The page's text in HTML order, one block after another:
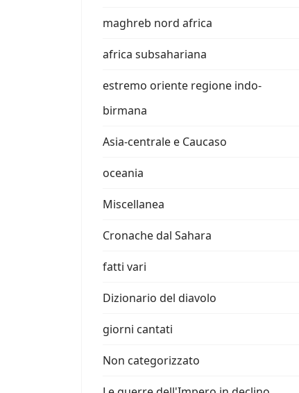
maghreb nord africa
africa subsahariana
estremo oriente regione indo-
birmana
Asia-centrale e Caucaso
oceania
Miscellanea
Cronache dal Sahara
fatti vari
Dizionario del diavolo
giorni cantati
Non categorizzato